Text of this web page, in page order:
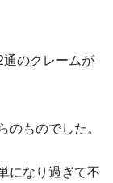
通のクレームが
のものでした。
になり過ぎて不